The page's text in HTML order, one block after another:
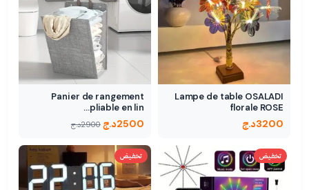
Lampe de table OSALADI
florale ROSE
3200د.ج
Panier de rangement
pliable en lin…
2500د.ج 2900د.ج
تخفيض تخفيض